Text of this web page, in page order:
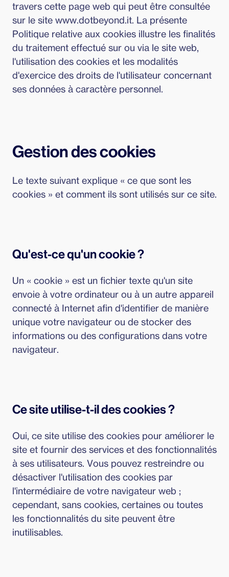
travers cette page web qui peut être consultée
sur le site www.dotbeyond.it. La présente
Politique relative aux cookies illustre les finalités
du traitement effectué sur ou via le site web,
l'utilisation des cookies et les modalités
d'exercice des droits de l'utilisateur concernant
ses données à caractère personnel.
Gestion des cookies
Le texte suivant explique « ce que sont les
cookies » et comment ils sont utilisés sur ce site.
Qu'est-ce qu'un cookie ?
Un « cookie » est un fichier texte qu'un site
envoie à votre ordinateur ou à un autre appareil
connecté à Internet afin d'identifier de manière
unique votre navigateur ou de stocker des
informations ou des configurations dans votre
navigateur.
Ce site utilise-t-il des cookies ?
Oui, ce site utilise des cookies pour améliorer le
site et fournir des services et des fonctionnalités
à ses utilisateurs. Vous pouvez restreindre ou
désactiver l'utilisation des cookies par
l'intermédiaire de votre navigateur web ;
cependant, sans cookies, certaines ou toutes
les fonctionnalités du site peuvent être
inutilisables.